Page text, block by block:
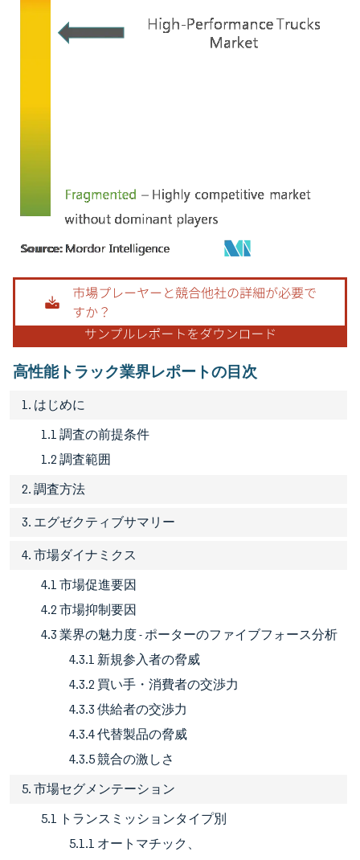
画像 © Mordor Intelligence。再利用にはCC BY 4.0の表示が必要です。
高性能トラック業界レポートの目次
1. はじめに
1.1 調査の前提条件
1.2 調査範囲
2. 調査方法
3. エグゼクティブサマリー
4. 市場ダイナミクス
4.1 市場促進要因
4.2 市場抑制要因
4.3 業界の魅力度 - ポーターのファイブフォース分析
4.3.1 新規参入者の脅威
4.3.2 買い手・消費者の交渉力
4.3.3 供給者の交渉力
4.3.4 代替製品の脅威
4.3.5 競合の激しさ
5. 市場セグメンテーション
5.1 トランスミッションタイプ別
5.1.1 オートマチック、